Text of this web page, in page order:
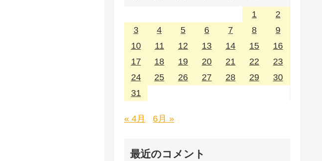
1
2
3
4 5 6 7 8
9
10
11 12 13 14 15
16
17
18 19 20 21 22
23
24
25 26 27 28 29
30
31
« 4月 6月 »
最近のコメント